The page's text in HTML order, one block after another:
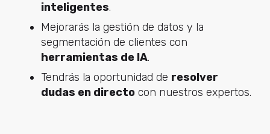
inteligentes.
Mejorarás la gestión de datos y la
segmentación de clientes con
herramientas de IA.
Tendrás la oportunidad de resolver
dudas en directocon nuestros expertos.